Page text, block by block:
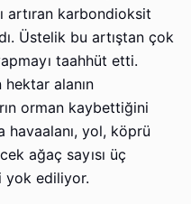
artıran karbondioksit
Üstelik bu artıştan çok
taahhüt etti.
alanın
orman kaybettiğini
havaalanı, yol, köprü
ağaç sayısı üç
yok ediliyor.